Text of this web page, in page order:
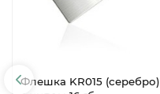
Флешка KR015 (серебро)